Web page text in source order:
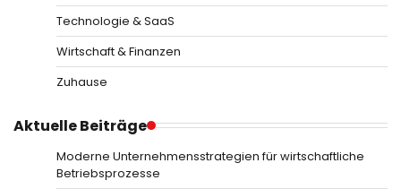
Technologie & SaaS
Wirtschaft & Finanzen
Zuhause
Aktuelle Beiträge
Moderne Unternehmensstrategien für wirtschaftliche
Betriebsprozesse